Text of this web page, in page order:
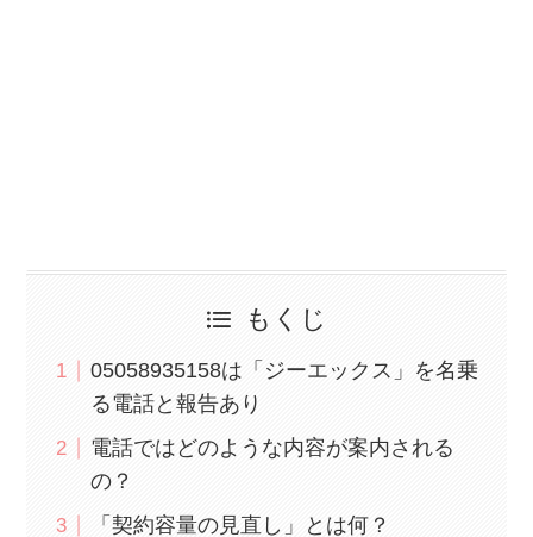
もくじ
05058935158は「ジーエックス」を名乗
る電話と報告あり
電話ではどのような内容が案内される
の？
「契約容量の見直し」とは何？